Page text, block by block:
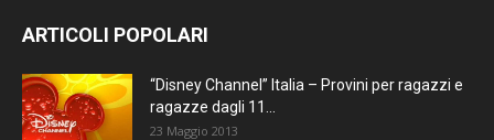
ARTICOLI POPOLARI
“Disney Channel” Italia – Provini per ragazzi e
ragazze dagli 11...
23 Maggio 2013